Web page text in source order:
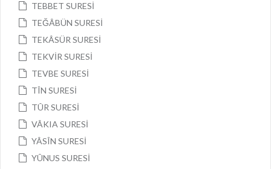
TEBBET SURESİ
TEĞÂBÜN SURESİ
TEKÂSÜR SURESİ
TEKVİR SURESİ
TEVBE SURESİ
TÎN SURESİ
TÛR SURESİ
VÂKIA SURESİ
YÂSÎN SURESİ
YÛNUS SURESİ